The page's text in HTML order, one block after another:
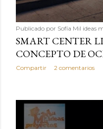
Publicado por Sofía Mil ideas
SMART CENTER
CONCEPTO DE
Compartir 2 comentarios